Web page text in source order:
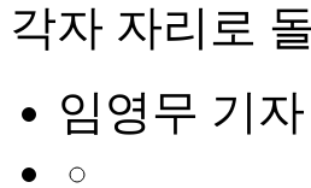
각자 자리로
임영무 기자